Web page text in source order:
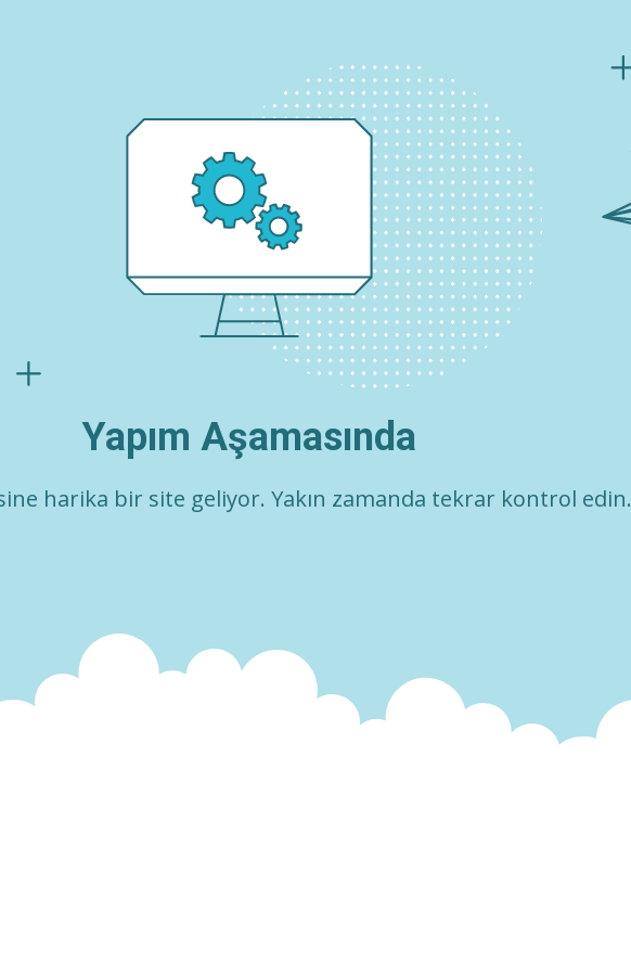
Yapım Aşamasında
harika bir site geliyor. Yakın zamanda tekrar kontrol edin.